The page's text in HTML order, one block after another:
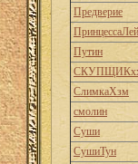
Предверие
Путин
СлимкаХзм
смолин
Суши
СушиТун